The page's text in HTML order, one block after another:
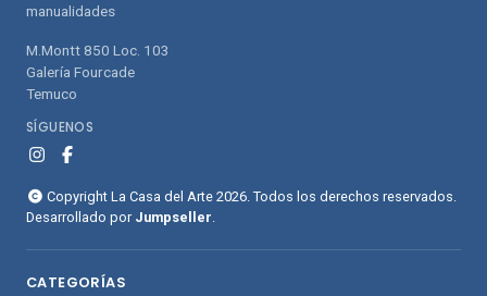
manualidades
M.Montt 850 Loc. 103
Galería Fourcade
Temuco
SÍGUENOS
Copyright La Casa del Arte 2026. Todos los derechos reservados.
Desarrollado por Jumpseller
CATEGORÍAS